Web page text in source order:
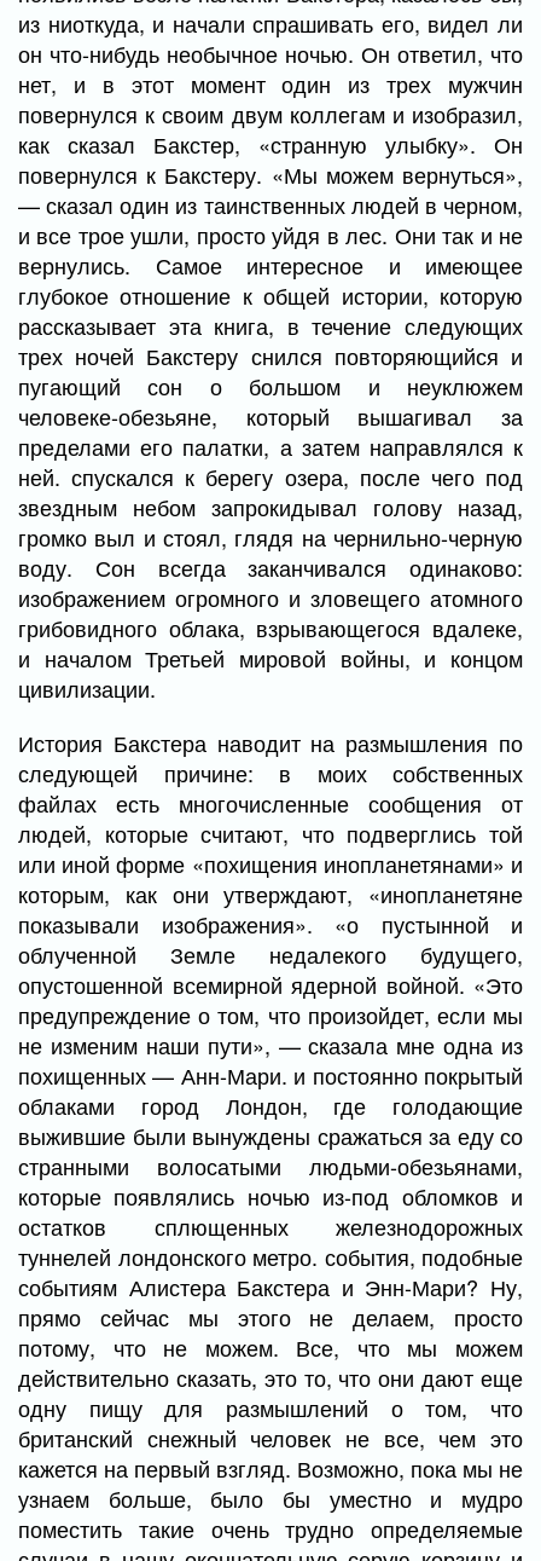
из ниоткуда, и начали спрашивать его, видел ли
он что-нибудь необычное ночью. Он ответил, что
нет, и в этот момент один из трех мужчин
повернулся к своим двум коллегам и изобразил,
как сказал Бакстер, «странную улыбку». Он
повернулся к Бакстеру. «Мы можем вернуться»,
— сказал один из таинственных людей в черном,
и все трое ушли, просто уйдя в лес. Они так и не
вернулись. Самое интересное и имеющее
глубокое отношение к общей истории, которую
рассказывает эта книга, в течение следующих
трех ночей Бакстеру снился повторяющийся и
пугающий сон о большом и неуклюжем
человеке-обезьяне, который вышагивал за
пределами его палатки, а затем направлялся к
ней. спускался к берегу озера, после чего под
звездным небом запрокидывал голову назад,
громко выл и стоял, глядя на чернильно-черную
воду. Сон всегда заканчивался одинаково:
изображением огромного и зловещего атомного
грибовидного облака, взрывающегося вдалеке,
и началом Третьей мировой войны, и концом
цивилизации.
История Бакстера наводит на размышления по
следующей причине: в моих собственных
файлах есть многочисленные сообщения от
людей, которые считают, что подверглись той
или иной форме «похищения инопланетянами» и
которым, как они утверждают, «инопланетяне
показывали изображения». «о пустынной и
облученной Земле недалекого будущего,
опустошенной всемирной ядерной войной. «Это
предупреждение о том, что произойдет, если мы
не изменим наши пути», — сказала мне одна из
похищенных — Анн-Мари. и постоянно покрытый
облаками город Лондон, где голодающие
выжившие были вынуждены сражаться за еду со
странными волосатыми людьми-обезьянами,
которые появлялись ночью из-под обломков и
остатков сплющенных железнодорожных
туннелей лондонского метро. события, подобные
событиям Алистера Бакстера и Энн-Мари? Ну,
прямо сейчас мы этого не делаем, просто
потому, что не можем. Все, что мы можем
действительно сказать, это то, что они дают еще
одну пищу для размышлений о том, что
британский снежный человек не все, чем это
кажется на первый взгляд. Возможно, пока мы не
узнаем больше, было бы уместно и мудро
поместить такие очень трудно определяемые